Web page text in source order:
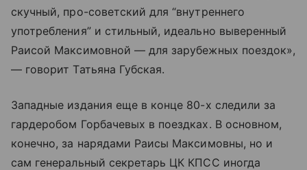
скучный, про-советский для “внутреннего
употребления” и стильный, идеально выверенный
Раисой Максимовной — для зарубежных поездок»,
— говорит Татьяна Губская.
Западные издания еще в конце 80-х следили за
гардеробом Горбачевых в поездках. В основном,
конечно, за нарядами Раисы Максимовны, но и
сам генеральный секретарь ЦК КПСС иногда